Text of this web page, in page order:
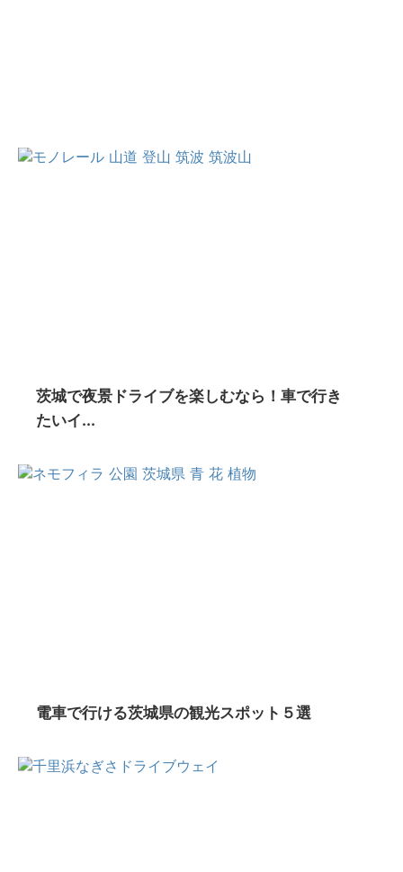
茨城で夜景ドライブを楽しむなら！車で行き
たいイ...
電車で行ける茨城県の観光スポット５選